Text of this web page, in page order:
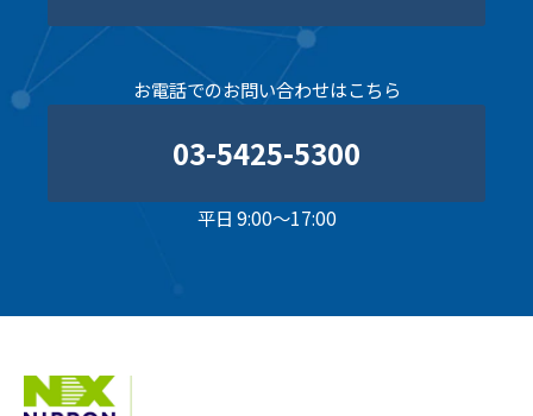
お電話でのお問い合わせはこちら
03-5425-5300
平日 9:00～17:00